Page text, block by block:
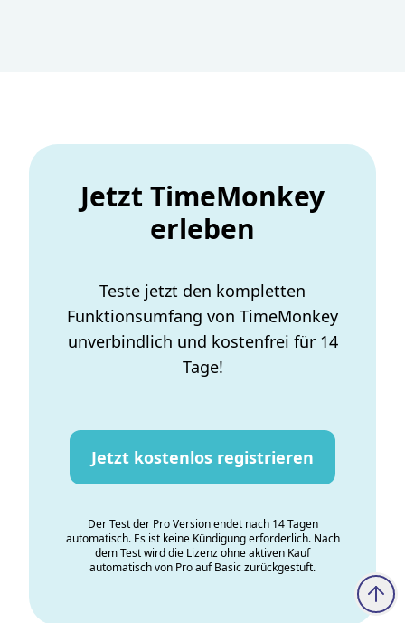
Jetzt TimeMonkey
erleben
Teste jetzt den kompletten
Funktionsumfang von TimeMonkey
unverbindlich und kostenfrei für 14
Tage!
Jetzt kostenlos registrieren
Der Test der Pro Version endet nach 14 Tagen
automatisch. Es ist keine Kündigung erforderlich. Nach
dem Test wird die Lizenz ohne aktiven Kauf
automatisch von Pro auf Basic zurückgestuft.